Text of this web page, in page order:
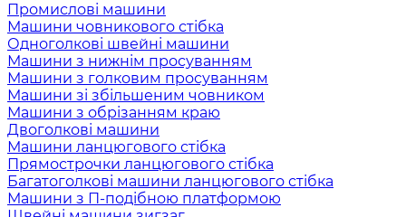
Промислові машини
Машини човникового стібка
Одноголкові швейні машини
Машини з нижнім просуванням
Машини з голковим просуванням
Машини зі збільшеним човником
Машини з обрізанням краю
Двоголкові машини
Машини ланцюгового стібка
Прямострочки ланцюгового стібка
Багатоголкові машини ланцюгового стібка
Машини з П-подібною платформою